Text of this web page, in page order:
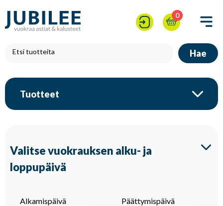
0
Hae
Tuotteet
Valitse vuokrauksen alku- ja
loppupäivä
Alkamispäivä Päättymispäivä